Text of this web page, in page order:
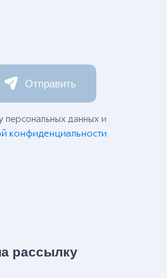
Отправить
персональных данных и
конфиденциальности
рассылку